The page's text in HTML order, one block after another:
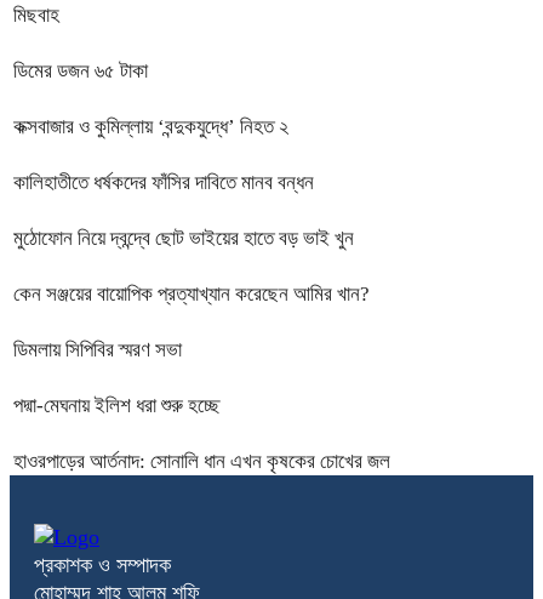
মিছবাহ
ডিমের ডজন ৬৫ টাকা
কক্সবাজার ও কুমিল্লায় ‘বন্দুকযুদ্ধে’ নিহত ২
কালিহাতীতে ধর্ষকদের ফাঁসির দাবিতে মানব বন্ধন
মুঠোফোন নিয়ে দ্বন্দ্বে ছোট ভাইয়ের হাতে বড় ভাই খুন
কেন সঞ্জয়ের বায়োপিক প্রত্যাখ্যান করেছেন আমির খান?
ডিমলায় সিপিবির স্মরণ সভা
পদ্মা-মেঘনায় ইলিশ ধরা শুরু হচ্ছে
হাওরপাড়ের আর্তনাদ: সোনালি ধান এখন কৃষকের চোখের জল
প্রকাশক ও সম্পাদক
মোহাম্মদ শাহ আলম শফি